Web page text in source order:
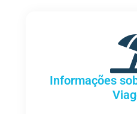
Informações